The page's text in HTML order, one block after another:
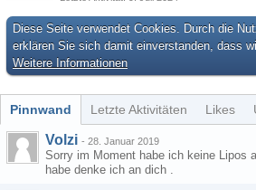
Diese Seite verwendet Cookies. Durch die
erklären Sie sich damit einverstanden, dass
Weitere Informationen
Pinnwand Letzte Aktivitäten Likes
Volzi - 28. Januar 2019
Sorry im Moment habe ich keine Lipos
habe denke ich an dich .